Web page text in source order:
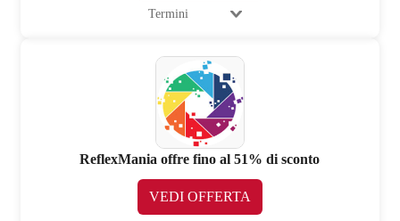
Termini
ReflexMania offre fino al 51% di sconto
VEDI OFFERTA